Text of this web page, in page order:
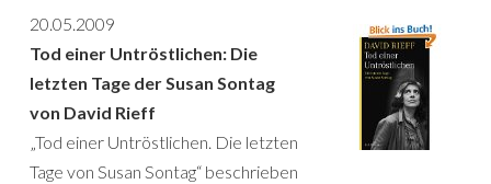
20.05.2009
Tod einer Untröstlichen: Die
letzten Tage der Susan Sontag
von David Rieff
„Tod einer Untröstlichen. Die letzten
Tage von Susan Sontag“ beschrieben